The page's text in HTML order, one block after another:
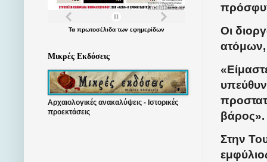
Οι
βάρος».
Στην
Τα πρωτοσέλιδατων εφημερίδων
Μικρές Εκδόσεις
Αρχαιολογικές ανακαλύψεις - Ιστορικές
προεκτάσεις